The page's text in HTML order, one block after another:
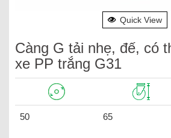
Quick View
Càng G tải nhẹ, đế, có
xe PP trắng G31
50 65